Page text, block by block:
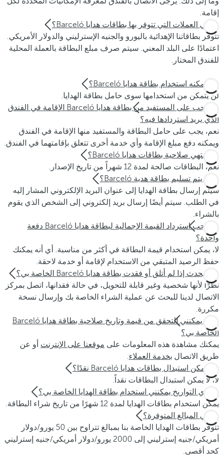
إقامة.
ما هي العملات التي تتوفر بها بطاقات هدايا Barceló؟
تتوفر بطاقاتنا الإهدائية باليورو والجنيه الإسترليني والدولار الأمريكي.
اعتمادًا على البلد المعني. سيتم صرف مبلع البطاقة بالعملة المحلية
للفندق المختار.
من يمكنه استخدام بطاقة هدايا Barceló؟
لن يتمكن من استخدامها سوى حامل بطاقة الهدايا.
هل يجب على المستفيد من بطاقة هدايا Barceló الإقامة في الفندق
الذي يريد استردادها فيه؟
نعم، يجب على حامل البطاقة والمستفيد منها الإقامة في الفندق
ويمكنه دفع مبلغ الإقامة وأي خدمة أخرى تتعلق بإقامتهما في الفندق.
هل تنتهي صلاحية بطاقات هدايا Barceló؟
نعم، البطاقات صالحة لمدة 12 شهراً من تاريخ الإصدار.
كيف يتم تسليم بطاقة هدية Barceló؟
سيتم إرسال بطاقة الهدايا إلى عنوان البريد الإلكتروني المشار إليه
في الطلب. سيتم أيضًا إرسال بريد إلكتروني إلى الشخص الذي يقوم
بالشراء.
هل يجب استرداد القيمة الإجمالية لبطاقة هدايا Barceló دفعة
واحدة؟
لا، يمكن استخدام قيمة البطاقة في أكثر من مناسبة. أي أنه يمكنك
حفظ الرصيد المتبقي من الاستخدام لإقامة أو خدمة لاحقة.
ماذا يحدث إذا لم أتلق أو فقدت بطاقة هدايا Barceló الخاصة بي؟
نظرًا لأنها شخصية وغير قابلة للتحويل، في حالة فقدانها، اتصل بمركز
الاتصال لدينا للبحث عن عملية الشراء الخاصة بك وإرسال نسخة
مكررة.
كيف يمكنني التحقق من قيمة وتاريخ صلاحية بطاقة هدايا Barceló
الخاصة بي؟
يمكنك مشاهدة هذه المعلومات على موقعنا على الإنترنت أو عن
طريق الاتصال بخدمة العملاء.
هل يمكن استبدال بطاقات هدايا Barceló نقدًا؟
لا، لا يمكن استبدال البطاقات نقداً.
في أي التواريخ يمكنني استخدام بطاقة الهدايا الخاصة بي؟
يمكن استخدام بطاقات الهدايا لمدة 12 شهرًا من تاريخ شراء البطاقة.
ما هي المبالغ المتوفرة؟
تتوفر بطاقات الهدايا الخاصة بنا بمبالغ تتراوح بين 50 يورو/دولار
أمريكي/جنيه إسترليني إلى 2000 يورو/دولار أمريكي/جنيه إسترليني
كحد أقصى.